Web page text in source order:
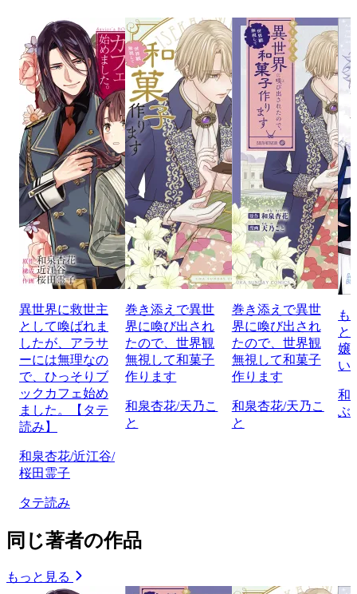
異世界に救世主
として喚ばれま
したが、アラサ
ーには無理なの
で、ひっそりブ
ックカフェ始め
ました。【タテ
読み】
和泉杏花/近江谷/
桜田霊子
タテ読み
巻き添えで異世
界に喚び出され
たので、世界観
無視して和菓子
作ります
和泉杏花/天乃こ
と
巻き添えで異世
界に喚び出され
たので、世界観
無視して和菓子
作ります
和泉杏花/天乃こ
と
も
と
嬢
い
和
ぶ
同じ著者の作品
もっと見る